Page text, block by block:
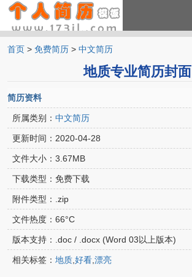
中文简历
首页 > 免费简历 > 中文简历
地质专业简历封面
简历资料
所属类别： 中文简历
更新时间： 2020-04-28
文件大小： 3.67MB
下载类型： 免费下载
附件类型： .zip
文件热度： 66°C
版本支持： .doc / .docx (Word 03以上版本)
相关标签： 地质 好看 漂亮